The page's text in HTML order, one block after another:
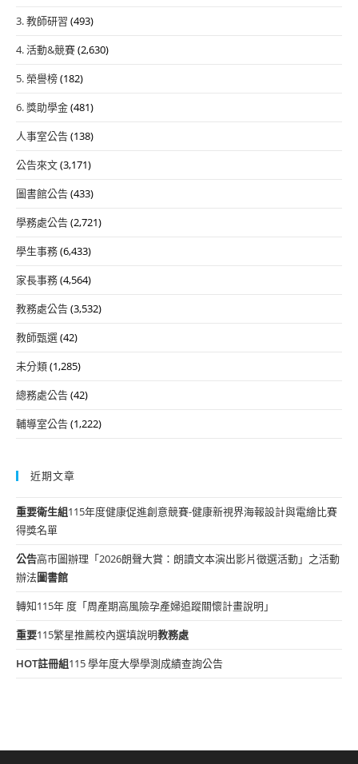
3. 教師研習 (493)
4. 活動&競賽(2,630)
5. 榮譽榜(182)
6. 獎助學金(481)
人事室公告(138)
公告來文(3,171)
圖書館公告(433)
學務處公告(2,721)
學生事務(6,433)
家長事務(4,564)
教務處公告(3,532)
教師甄選(42)
未分類(1,285)
總務處公告(42)
輔導室公告(1,222)
近期文章
重要衛生組115年度健康促進創意競賽-健康新視界海報設計與電繪比賽
得獎名單
公告高市圖辦理「2026朗聲大賞：朗讀文本演出影片徵選活動」之活動
辦法圖書館
轉知115年 度「周產期高風險孕產婦追蹤關懷計畫說明」
重要115繁星推薦校內選填說明教務處
HOT註冊組115 學年度大學學測成績查詢公告